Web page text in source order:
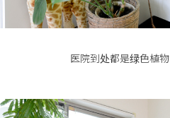
医院到处都是绿色植物